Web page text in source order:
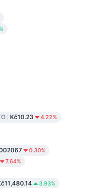
Kč10.23 4.22%
0.30%
7.64%
3.93%